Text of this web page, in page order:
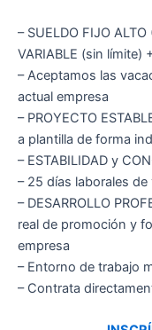
– SUELDO FIJO
VARIABLE (sin límite)
– Aceptamos las
actual empresa
– PROYECTO
a plantilla de forma
– ESTABILIDAD y
– 25 días laborales
– DESARROLLO
real de promoción y
empresa
– Entorno de trabajo
– Contrata